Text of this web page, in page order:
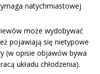
natychmiastowej
może wydobywać
pojawiają się nietypowe
(w opisie objawów bywa
układu chłodzenia).